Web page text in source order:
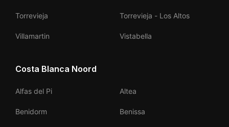
Torrevieja Torrevieja - Los Altos
Villamartin Vistabella
Costa Blanca Noord
Alfas del Pi Altea
Benidorm Benissa